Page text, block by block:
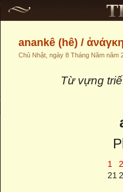
anankê (hê) /
Chủ Nhật, ngày 8 Tháng Năm năm
Từ vựng
1
2
21